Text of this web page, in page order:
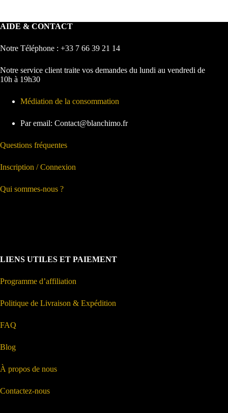
AIDE & CONTACT
Notre Téléphone : +33 7 66 39 21 14
Notre service client traite vos demandes du lundi au vendredi de
10h à 19h30
Médiation de la consommation
Par email: Contact@blanchimo.fr
Questions fréquentes
Inscription / Connexion
Qui sommes-nous ?
LIENS UTILES ET PAIEMENT
Programme d’affiliation
Politique de Livraison & Expédition
FAQ
Blog
À propos de nous
Contactez-nous